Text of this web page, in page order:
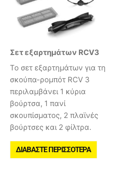
Σετ εξαρτημάτων RCV3
Το σετ εξαρτημάτων για τη
σκούπα-ρομπότ RCV 3
περιλαμβάνει 1 κύρια
βούρτσα, 1 πανί
σκουπίσματος, 2 πλαϊνές
βούρτσες και 2 φίλτρα.
ΔΙΑΒΆΣΤΕ ΠΕΡΙΣΣΌΤΕΡΑ